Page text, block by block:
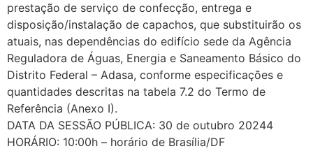
prestação de serviço de confecção, entrega e
disposição/instalação de capachos, que substituirão os
atuais, nas dependências do edifício sede da Agência
Reguladora de Águas, Energia e Saneamento Básico do
Distrito Federal – Adasa, conforme especificações e
quantidades descritas na tabela 7.2 do Termo de
Referência (Anexo I).
DATA DA SESSÃO PÚBLICA: 30 de outubro 20244
HORÁRIO: 10:00h – horário de Brasília/DF